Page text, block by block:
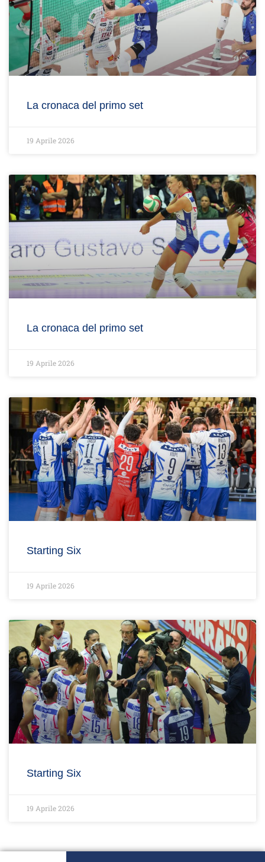
La cronaca del primo set
19 Aprile 2026
La cronaca del primo set
19 Aprile 2026
Starting Six
19 Aprile 2026
Starting Six
19 Aprile 2026